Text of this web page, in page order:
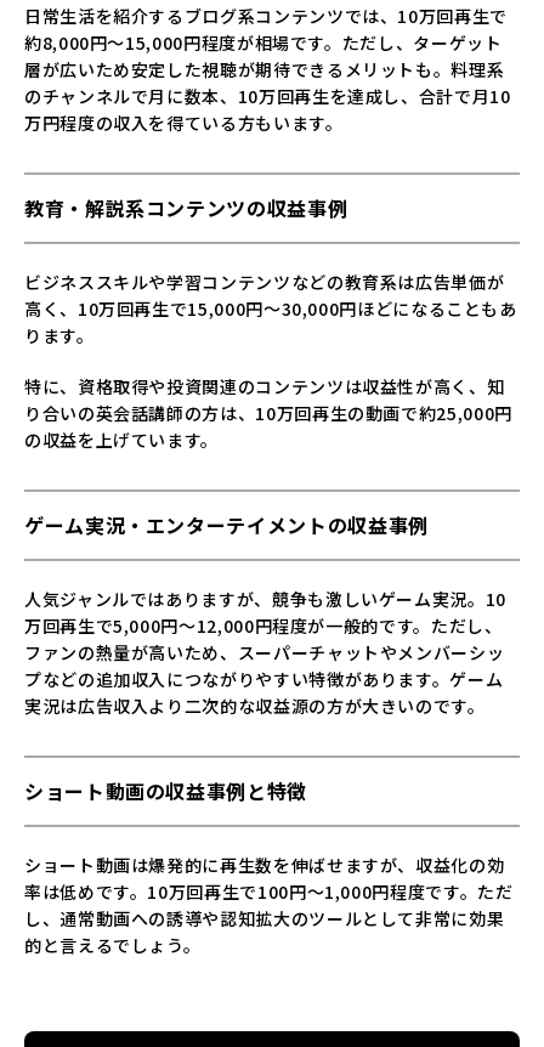
日常生活を紹介するブログ系コンテンツでは、10万回再生で
約8,000円～15,000円程度が相場です。ただし、ターゲット
層が広いため安定した視聴が期待できるメリットも。料理系
のチャンネルで月に数本、10万回再生を達成し、合計で月10
万円程度の収入を得ている方もいます。
教育・解説系コンテンツの収益事例
ビジネススキルや学習コンテンツなどの教育系は広告単価が
高く、10万回再生で15,000円～30,000円ほどになることもあ
ります。
特に、資格取得や投資関連のコンテンツは収益性が高く、知
り合いの英会話講師の方は、10万回再生の動画で約25,000円
の収益を上げています。
ゲーム実況・エンターテイメントの収益事例
人気ジャンルではありますが、競争も激しいゲーム実況。10
万回再生で5,000円～12,000円程度が一般的です。ただし、
ファンの熱量が高いため、スーパーチャットやメンバーシッ
プなどの追加収入につながりやすい特徴があります。ゲーム
実況は広告収入より二次的な収益源の方が大きいのです。
ショート動画の収益事例と特徴
ショート動画は爆発的に再生数を伸ばせますが、収益化の効
率は低めです。10万回再生で100円～1,000円程度です。ただ
し、通常動画への誘導や認知拡大のツールとして非常に効果
的と言えるでしょう。